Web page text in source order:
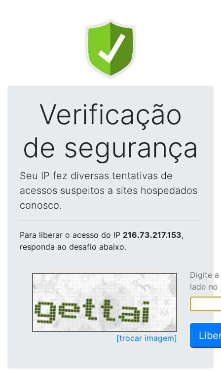
Verificação
de segurança
Seu IP fez diversas tentativas de
acessos suspeitos a sites hospedados
conosco.
Para liberar o acesso do IP 216.73.217.153,
responda ao desafio abaixo.
[trocar imagem]
Digite
lado no